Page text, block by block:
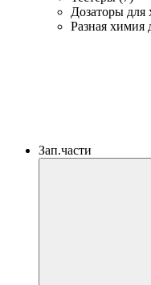
Дозаторы
Разная химия
Зап.части